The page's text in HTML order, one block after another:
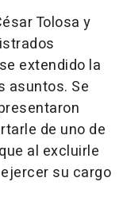
Tolosa y
extendido la
asuntos. Se
de uno de
al excluirle
su cargo